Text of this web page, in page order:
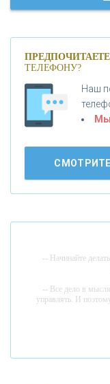
«БАНК
АО «КРЕДИТ
Банки.ру
ТЕЛЕФОНУ?
Наш
Мы
-- Начинайте
-- Все дело в
управлять. И
-- Самое большое